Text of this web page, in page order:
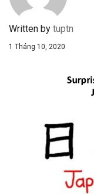
Written by tuptn
1 Tháng 10, 2020